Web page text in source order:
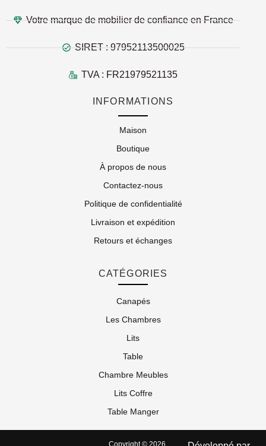
Votre marque de mobilier de confiance en France
SIRET : 97952113500025
TVA : FR21979521135
INFORMATIONS
Maison
Boutique
À propos de nous
Contactez-nous
Politique de confidentialité
Livraison et expédition
Retours et échanges
CATÉGORIES
Canapés
Les Chambres
Lits
Table
Chambre Meubles
Lits Coffre
Table Manger